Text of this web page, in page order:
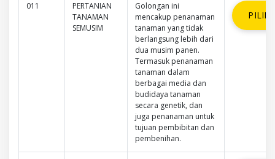
011
PERTANIAN
TANAMAN
SEMUSIM
Golongan ini
mencakup penanaman
tanaman yang tidak
berlangsung lebih dari
dua musim panen.
Termasuk penanaman
tanaman dalam
berbagai media dan
budidaya tanaman
secara genetik, dan
juga penanaman untuk
tujuan pembibitan dan
pembenihan.
PILIH